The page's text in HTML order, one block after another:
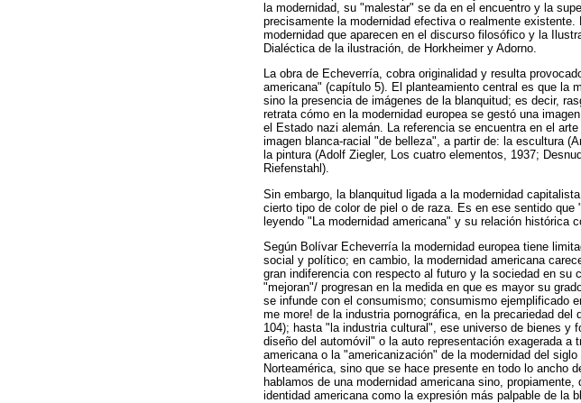
la modernidad, su "malestar" se da en el encuentro y la
precisamente la modernidad efectiva o realmente
modernidad que aparecen en el discurso filosófico y la
Dialéctica de la ilustración, de Horkheimer y Adorno.
La obra de Echeverría, cobra originalidad y resulta
americana" (capítulo 5). El planteamiento central es que la
sino la presencia de imágenes de la blanquitud; es decir,
retrata cómo en la modernidad europea se gestó una
el Estado nazi alemán. La referencia se encuentra en el
imagen blanca-racial "de belleza", a partir de: la escultura
la pintura (Adolf Ziegler, Los cuatro elementos, 1937;
Riefenstahl).
Sin embargo, la blanquitud ligada a la modernidad
cierto tipo de color de piel o de raza. Es en ese sentido
leyendo "La modernidad americana" y su relación histórica
Según Bolívar Echeverría la modernidad europea tiene
social y político; en cambio, la modernidad americana
gran indiferencia con respecto al futuro y la sociedad en su
"mejoran"/ progresan en la medida en que es mayor su
se infunde con el consumismo; consumismo ejemplificado
me more! de la industria pornográfica, en la precariedad
104); hasta "la industria cultural", ese universo de bienes y
diseño del automóvil" o la auto representación exagerada
americana o la "americanización" de la modernidad del
Norteamérica, sino que se hace presente en todo lo
hablamos de una modernidad americana sino,
identidad americana como la expresión más palpable de la